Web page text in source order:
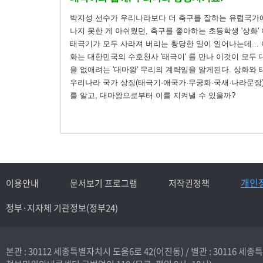
박지성 선수가 우리나라보다 더 축구를 잘하는 유럽국가
나지 못한 게 아쉬웠던, 축구를 좋아하는 초등학생 '상화'
태극기가 모두 사라져 버리는 황당한 일이 일어나는데...
화는 대한민국의 수호천사 '태극이' 를 만나 이것이 모두
을 없애려는 '대마왕' 무리의 계략임을 알게된다. 상화와
우리나라 국가 상징(태극기·애국가·무궁화·국새·나라문
를 알고, 대마왕으로부터 이를 지켜낼 수 있을까?
이용안내 문서보기 프로그램 저작권정책 개인
정부·지자체 기관정보(정부24)
본관 : 30112 세종특별자치시 도움6로 42(어진동) /별관 : 30116 세종